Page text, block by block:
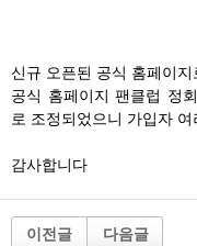
신규 오픈된 공식 홈페이
공식 홈페이지 팬클럽 정
로 조정되었으니 가입자
감사합니다
이전글 다음글